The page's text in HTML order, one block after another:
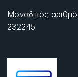
Μοναδικός
232245